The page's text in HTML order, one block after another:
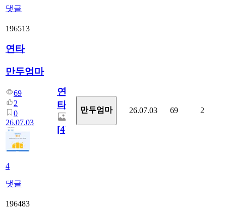
댓글
196513
연타
만두엄마
69
2
0
26.07.03
4
댓글
연
타
[4]
만두엄마 26.07.03 69 2
196483